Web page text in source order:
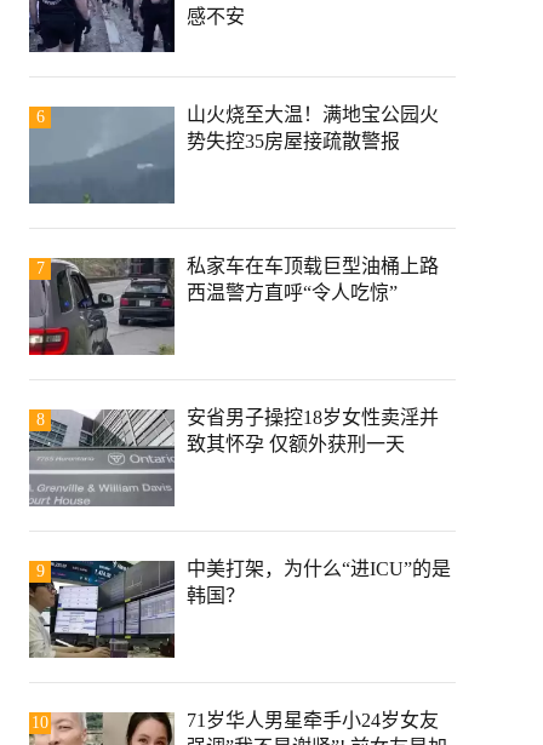
感不安
6
山火烧至大温！满地宝公园火
势失控35房屋接疏散警报
7
私家车在车顶载巨型油桶上路
西温警方直呼“令人吃惊”
8
安省男子操控18岁女性卖淫并
致其怀孕 仅额外获刑一天
9
中美打架，为什么“进ICU”的是
韩国？
10
71岁华人男星牵手小24岁女友